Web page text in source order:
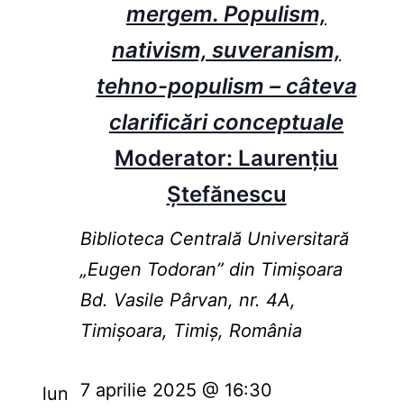
mergem. Populism,
nativism, suveranism,
tehno-populism – câteva
clarificări conceptuale
Moderator: Laurențiu
Ștefănescu
Biblioteca Centrală Universitară
„Eugen Todoran” din Timişoara
Bd. Vasile Pârvan, nr. 4A,
Timișoara, Timiș, România
lun
7 aprilie 2025 @ 16:30